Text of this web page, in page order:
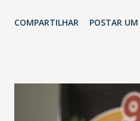
Shopping Maracanaú,
Lima, a abertura da nova loja
felicidade muito grande abrir
COMPARTILHAR POSTAR